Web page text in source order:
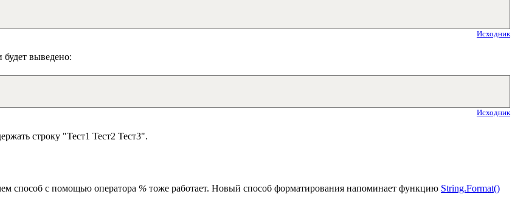
Исходник
будет выведено:
Исходник
строку "Тест1 Тест2 Тест3".
способ с помощью оператора % тоже работает. Новый способ форматирования напоминает функцию String.Format()